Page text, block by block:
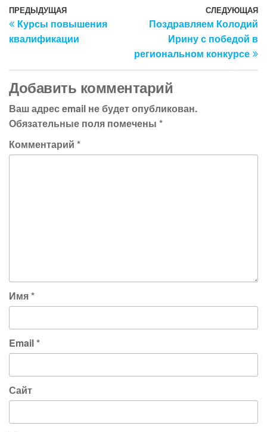
Навигация
по
записям
Предыдущая
запись
ПРЕДЫДУЩАЯ
Курсы повышения
квалификации
СЛЕДУЮЩАЯ
Поздравляем Колодий
Ирину с победой в
региональном конкурсе
Добавить комментарий
Ваш адрес email не будет опубликован.
Обязательные поля помечены *
Комментарий *
Имя*
Email*
Сайт